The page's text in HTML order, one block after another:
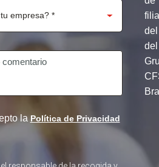
del
del
laPolítica de Privacidad